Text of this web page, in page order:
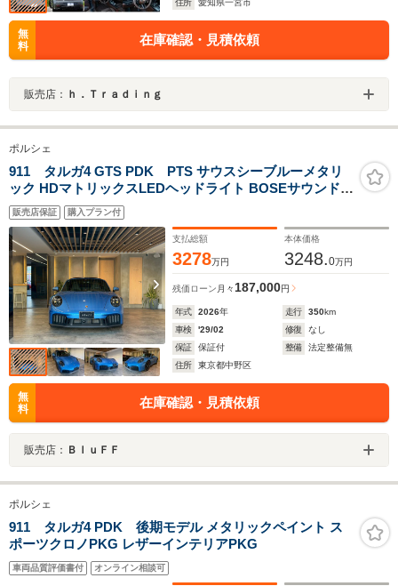
住所
愛知県一宮市
無
料
在庫確認・見積依頼
販売店： ｈ．Ｔｒａｄｉｎｇ
ポルシェ
911 タルガ4 GTS PDK PTS サウスシーブルーメタリ
ック HDマトリックスLEDヘッドライト BOSEサウンドシ
ステム 14wayスポーツシート レザーパッケージ スポーツ
クロノパッケージ マットカーボンインテリアパッケー
ジ ベンチレーション
販売店保証 購入プラン付
支払総額
3278万円
本体価格
3248.0万円
残価ローン 月々 187,000円
年式 2026年 走行 350km
車検
'29/02 修復
なし
保証
保証付 整備
法定整備無
住所
東京都中野区
無
料
在庫確認・見積依頼
販売店： ＢｌｕＦＦ
ポルシェ
911 タルガ4 PDK 後期モデル メタリックペイント ス
ポーツクロノPKG レザーインテリアPKG
車両品質評価書付 オンライン相談可